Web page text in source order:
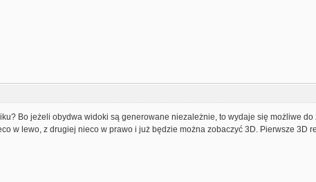
Bo jeżeli obydwa widoki są generowane niezależnie, to wydaje się możliwe
w lewo, z drugiej nieco w prawo i już będzie można zobaczyć 3D. Pierwsze 3D